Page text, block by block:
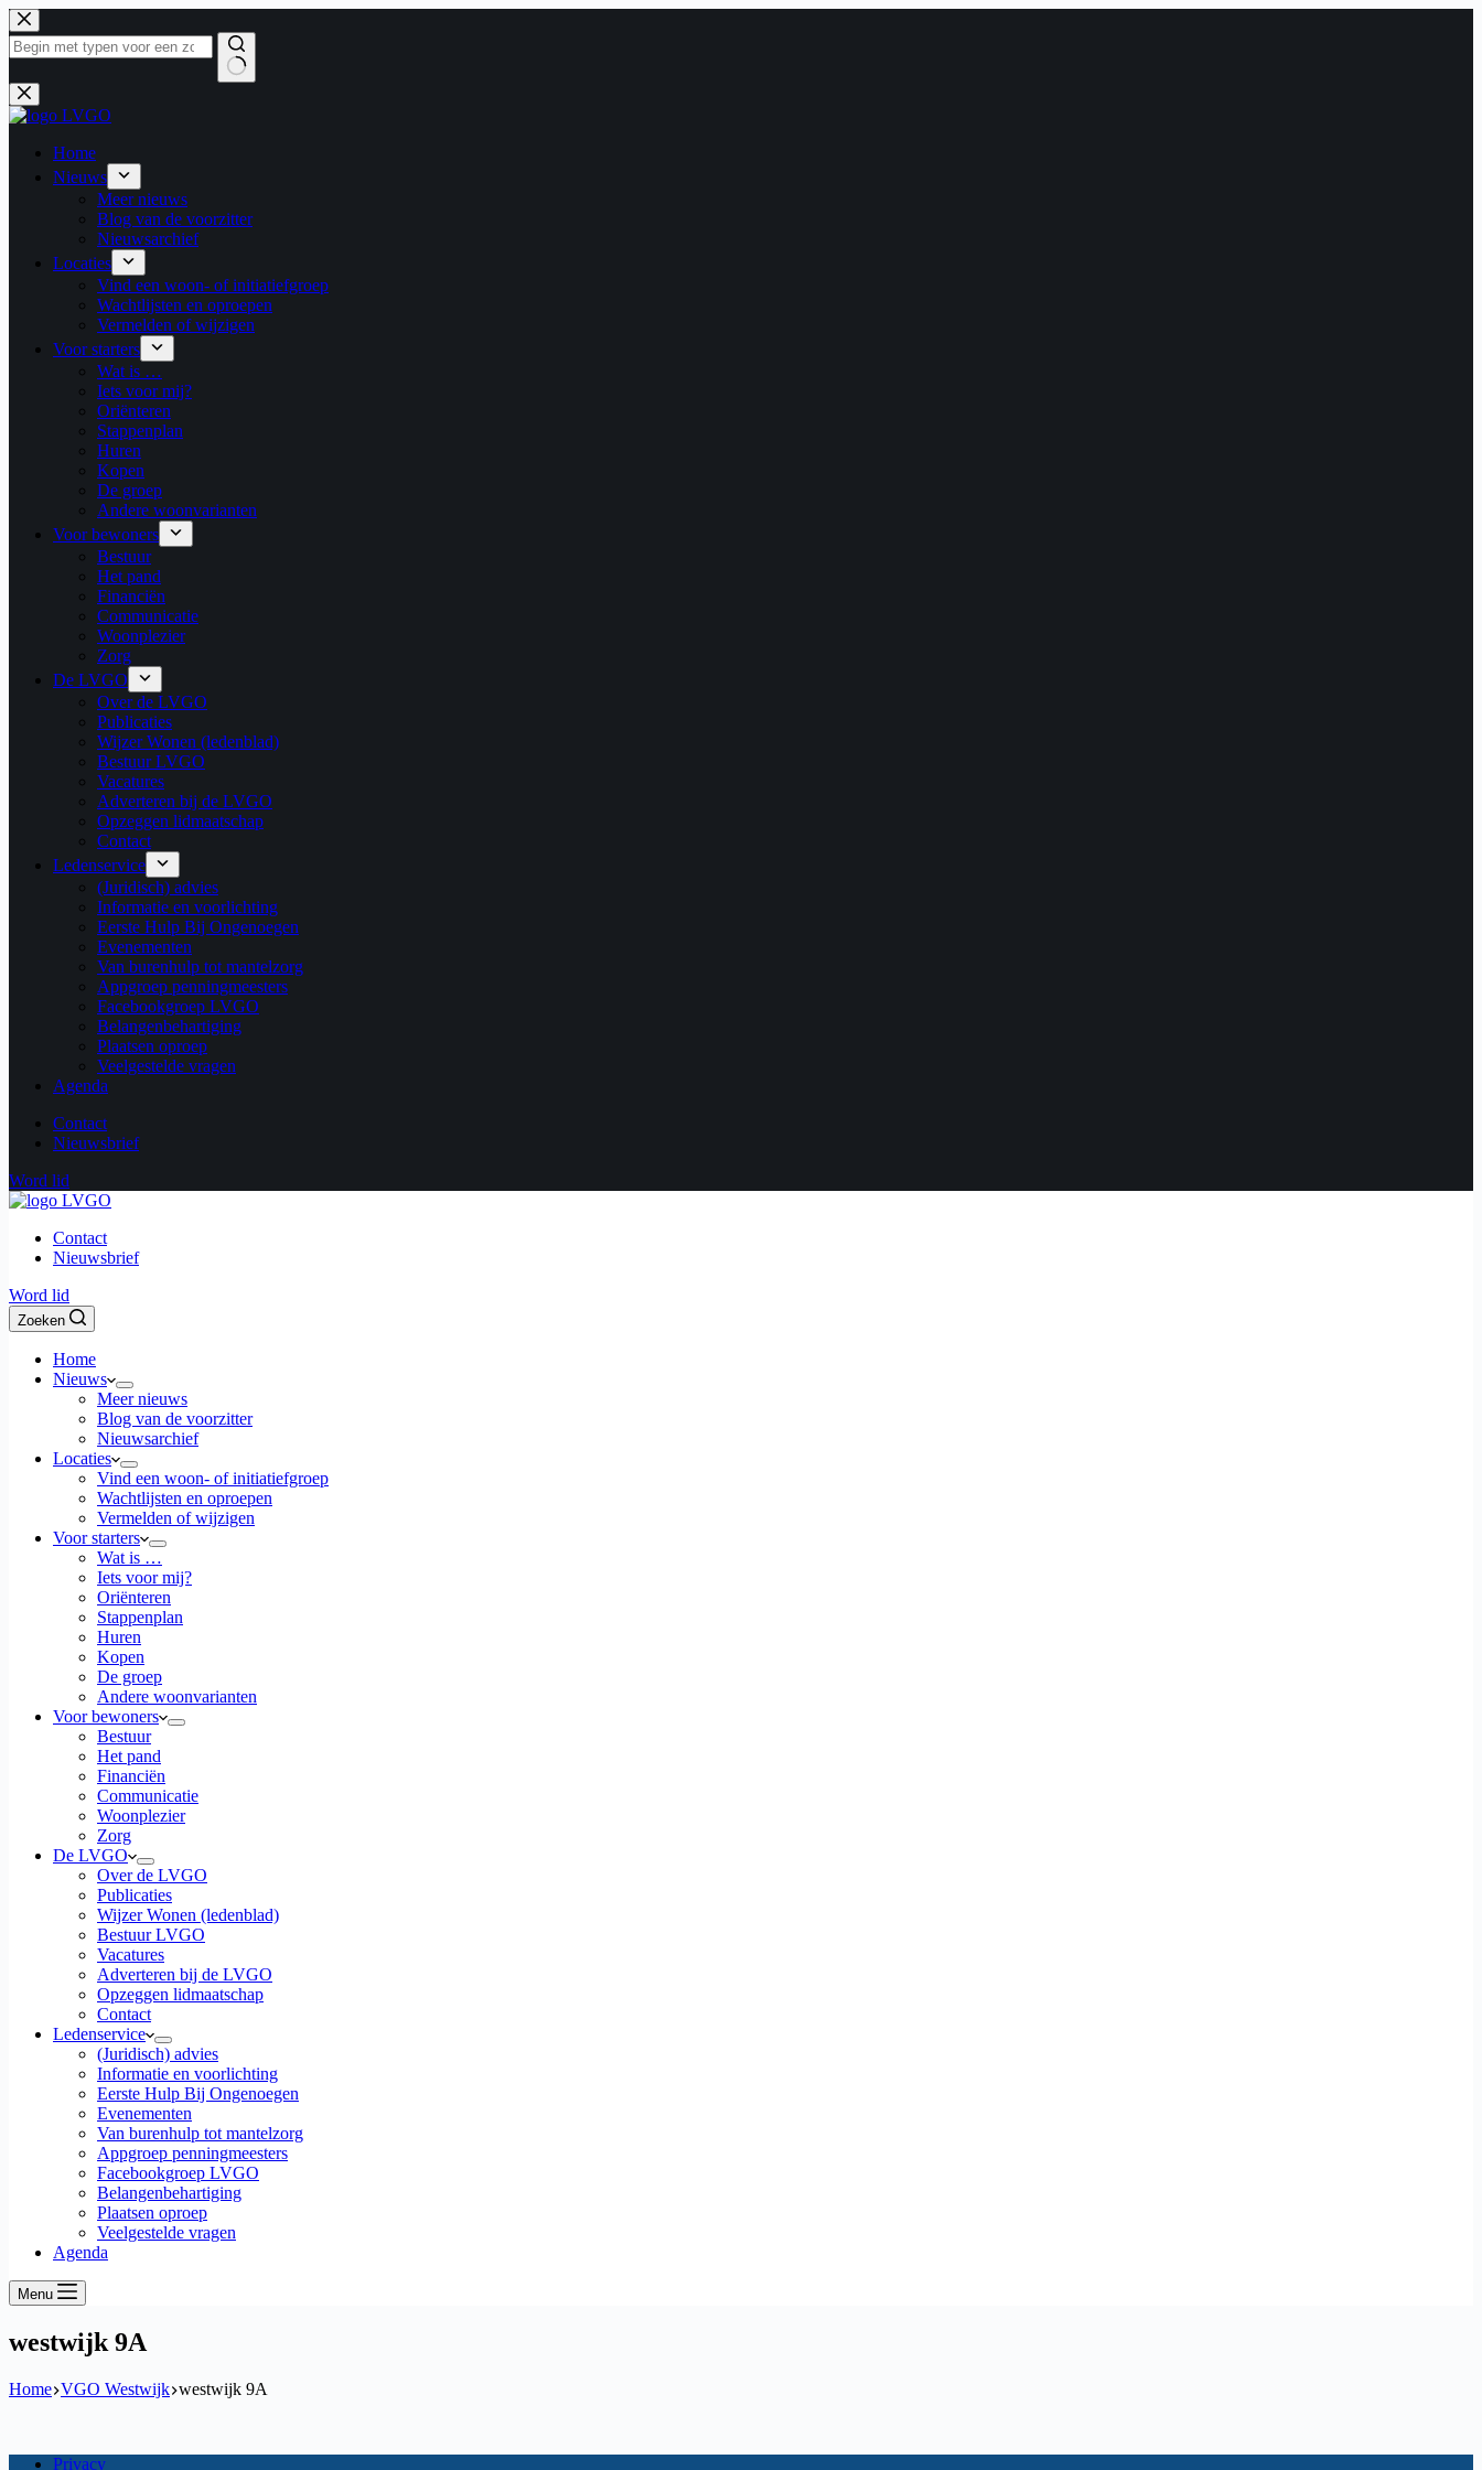
Ga
naar
de
Geen
resultaten
Home
Nieuws
Meer nieuws
Blog van de voorzitter
Nieuwsarchief
Locaties
Vind een woon- of initiatiefgroep
Wachtlijsten en oproepen
Vermelden of wijzigen
Voor starters
Wat is …
Iets voor mij?
Oriënteren
Stappenplan
Huren
Kopen
De groep
Andere woonvarianten
Voor bewoners
Bestuur
Het pand
Financiën
Communicatie
Woonplezier
Zorg
De LVGO
Over de LVGO
Publicaties
Wijzer Wonen (ledenblad)
Bestuur LVGO
Vacatures
Adverteren bij de LVGO
Opzeggen lidmaatschap
Contact
Ledenservice
(Juridisch) advies
Informatie en voorlichting
Eerste Hulp Bij Ongenoegen
Evenementen
Van burenhulp tot mantelzorg
Appgroep penningmeesters
Facebookgroep LVGO
Belangenbehartiging
Plaatsen oproep
Veelgestelde vragen
Agenda
Contact
Nieuwsbrief
Word lid
Contact
Nieuwsbrief
Word lid
Zoeken
Home
Nieuws
Meer nieuws
Blog van de voorzitter
Nieuwsarchief
Locaties
Vind een woon- of initiatiefgroep
Wachtlijsten en oproepen
Vermelden of wijzigen
Voor starters
Wat is …
Iets voor mij?
Oriënteren
Stappenplan
Huren
Kopen
De groep
Andere woonvarianten
Voor bewoners
Bestuur
Het pand
Financiën
Communicatie
Woonplezier
Zorg
De LVGO
Over de LVGO
Publicaties
Wijzer Wonen (ledenblad)
Bestuur LVGO
Vacatures
Adverteren bij de LVGO
Opzeggen lidmaatschap
Contact
Ledenservice
(Juridisch) advies
Informatie en voorlichting
Eerste Hulp Bij Ongenoegen
Evenementen
Van burenhulp tot mantelzorg
Appgroep penningmeesters
Facebookgroep LVGO
Belangenbehartiging
Plaatsen oproep
Veelgestelde vragen
Agenda
Menu
westwijk 9A
Home VGO Westwijk westwijk 9A
Privacy